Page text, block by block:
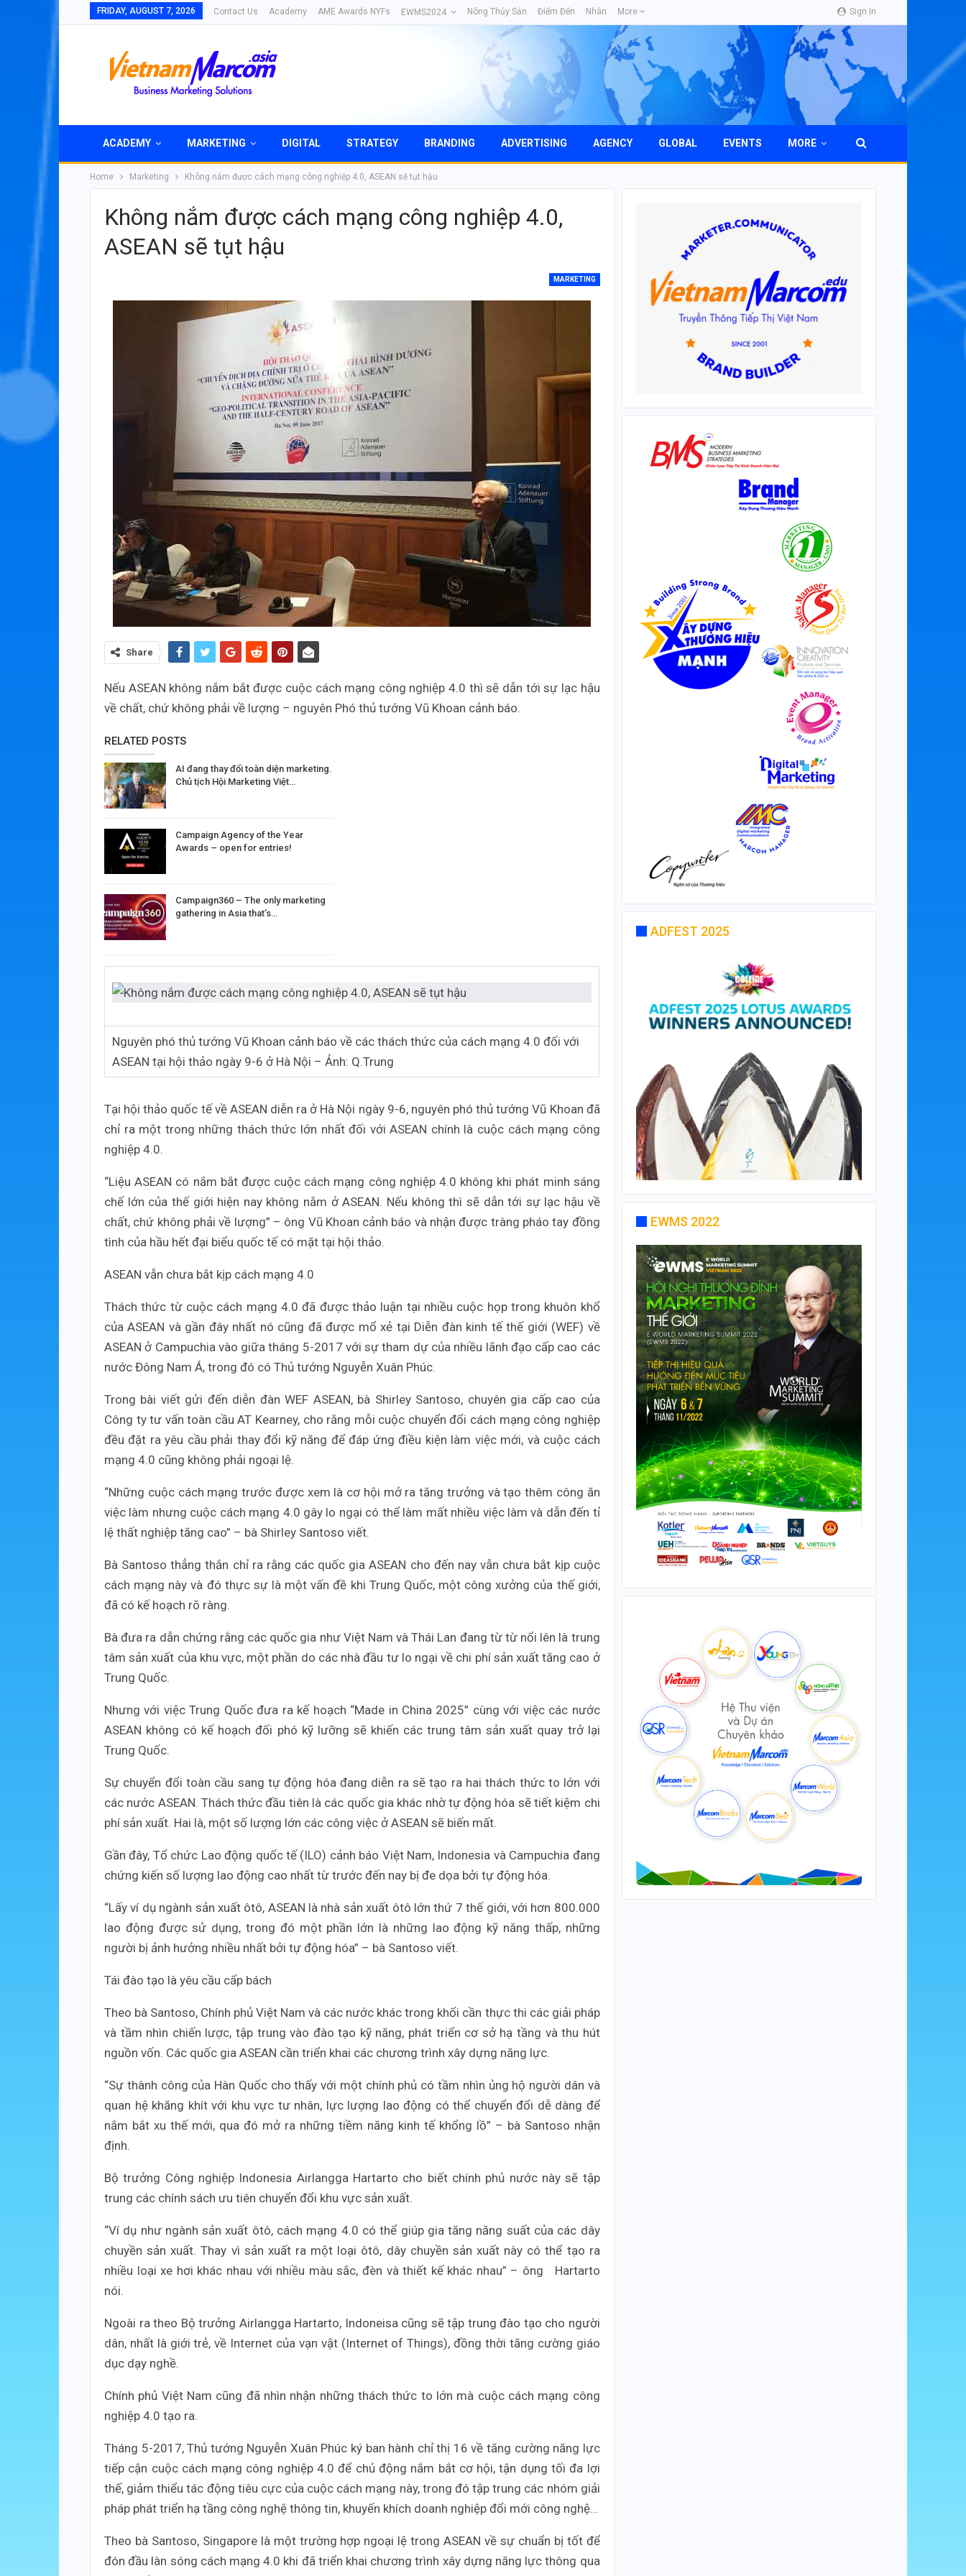
Sign In
FRIDAY, AUGUST 7, 2026 Contact Us Academy AME Awards NYFs EWMS2024 Nông Thủy Sản Điểm Đến Nhân More
ACADEMY MARKETING DIGITAL STRATEGY BRANDING ADVERTISING AGENCY GLOBAL EVENTS MORE
Home Marketing Không nắm được cách mạng công nghiệp 4.0, ASEAN sẽ tụt hậu
Không nắm được cách mạng công nghiệp 4.0,
ASEAN sẽ tụt hậu
MARKETING
Share
Nếu ASEAN không nắm bắt được cuộc cách mạng công nghiệp 4.0 thì sẽ dẫn tới sự lạc hậu
về chất, chứ không phải về lượng – nguyên Phó thủ tướng Vũ Khoan cảnh báo.
RELATED POSTS
AI đang thay đổi toàn diện marketing.
Chủ tịch Hội Marketing Việt…
Campaign Agency of the Year
Awards – open for entries!
Campaign360 – The only marketing
gathering in Asia that’s…
Nguyên phó thủ tướng Vũ Khoan cảnh báo về các thách thức của cách mạng 4.0 đối với
ASEAN tại hội thảo ngày 9-6 ở Hà Nội – Ảnh: Q.Trung
Tại hội thảo quốc tế về ASEAN diễn ra ở Hà Nội ngày 9-6, nguyên phó thủ tướng Vũ Khoan đã
chỉ ra một trong những thách thức lớn nhất đối với ASEAN chính là cuộc cách mạng công
nghiệp 4.0.
“Liệu ASEAN có nắm bắt được cuộc cách mạng công nghiệp 4.0 không khi phát minh sáng
chế lớn của thế giới hiện nay không nằm ở ASEAN. Nếu không thì sẽ dẫn tới sự lạc hậu về
chất, chứ không phải về lượng” – ông Vũ Khoan cảnh báo và nhận được tràng pháo tay đồng
tình của hầu hết đại biểu quốc tế có mặt tại hội thảo.
ASEAN vẫn chưa bắt kịp cách mạng 4.0
Thách thức từ cuộc cách mạng 4.0 đã được thảo luận tại nhiều cuộc họp trong khuôn khổ
của ASEAN và gần đây nhất nó cũng đã được mổ xẻ tại Diễn đàn kinh tế thế giới (WEF) về
ASEAN ở Campuchia vào giữa tháng 5-2017 với sự tham dự của nhiều lãnh đạo cấp cao các
nước Đông Nam Á, trong đó có Thủ tướng Nguyễn Xuân Phúc.
Trong bài viết gửi đến diễn đàn WEF ASEAN, bà Shirley Santoso, chuyên gia cấp cao của
Công ty tư vấn toàn cầu AT Kearney, cho rằng mỗi cuộc chuyển đổi cách mạng công nghiệp
đều đặt ra yêu cầu phải thay đổi kỹ năng để đáp ứng điều kiện làm việc mới, và cuộc cách
mạng 4.0 cũng không phải ngoại lệ.
“Những cuộc cách mạng trước được xem là cơ hội mở ra tăng trưởng và tạo thêm công ăn
việc làm nhưng cuộc cách mạng 4.0 gây lo ngại có thể làm mất nhiều việc làm và dẫn đến tỉ
lệ thất nghiệp tăng cao” – bà Shirley Santoso viết.
Bà Santoso thẳng thắn chỉ ra rằng các quốc gia ASEAN cho đến nay vẫn chưa bắt kịp cuộc
cách mạng này và đó thực sự là một vấn đề khi Trung Quốc, một công xưởng của thế giới,
đã có kế hoạch rõ ràng.
Bà đưa ra dẫn chứng rằng các quốc gia như Việt Nam và Thái Lan đang từ từ nổi lên là trung
tâm sản xuất của khu vực, một phần do các nhà đầu tư lo ngại về chi phí sản xuất tăng cao ở
Trung Quốc.
Nhưng với việc Trung Quốc đưa ra kế hoạch “Made in China 2025” cùng với việc các nước
ASEAN không có kế hoạch đối phó kỹ lưỡng sẽ khiến các trung tâm sản xuất quay trở lại
Trung Quốc.
Sự chuyển đổi toàn cầu sang tự động hóa đang diễn ra sẽ tạo ra hai thách thức to lớn với
các nước ASEAN. Thách thức đầu tiên là các quốc gia khác nhờ tự động hóa sẽ tiết kiệm chi
phí sản xuất. Hai là, một số lượng lớn các công việc ở ASEAN sẽ biến mất.
Gần đây, Tổ chức Lao động quốc tế (ILO) cảnh báo Việt Nam, Indonesia và Campuchia đang
chứng kiến số lượng lao động cao nhất từ trước đến nay bị đe dọa bởi tự động hóa.
“Lấy ví dụ ngành sản xuất ôtô, ASEAN là nhà sản xuất ôtô lớn thứ 7 thế giới, với hơn 800.000
lao động được sử dụng, trong đó một phần lớn là những lao động kỹ năng thấp, những
người bị ảnh hưởng nhiều nhất bởi tự động hóa” – bà Santoso viết.
Tái đào tạo là yêu cầu cấp bách
Theo bà Santoso, Chính phủ Việt Nam và các nước khác trong khối cần thực thi các giải pháp
và tầm nhìn chiến lược, tập trung vào đào tạo kỹ năng, phát triển cơ sở hạ tầng và thu hút
nguồn vốn. Các quốc gia ASEAN cần triển khai các chương trình xây dựng năng lực.
“Sự thành công của Hàn Quốc cho thấy với một chính phủ có tầm nhìn ủng hộ người dân và
quan hệ khăng khít với khu vực tư nhân, lực lượng lao động có thể chuyển đổi dễ dàng để
nắm bắt xu thế mới, qua đó mở ra những tiềm năng kinh tế khổng lồ” – bà Santoso nhận
định.
Bộ trưởng Công nghiệp Indonesia Airlangga Hartarto cho biết chính phủ nước này sẽ tập
trung các chính sách ưu tiên chuyển đổi khu vực sản xuất.
“Ví dụ như ngành sản xuất ôtô, cách mạng 4.0 có thể giúp gia tăng năng suất của các dây
chuyền sản xuất. Thay vì sản xuất ra một loại ôtô, dây chuyền sản xuất này có thể tạo ra
nhiều loại xe hơi khác nhau với nhiều màu sắc, đèn và thiết kế khác nhau” – ông Hartarto
nói.
Ngoài ra theo Bộ trưởng Airlangga Hartarto, Indoneisa cũng sẽ tập trung đào tạo cho người
dân, nhất là giới trẻ, về Internet của vạn vật (Internet of Things), đồng thời tăng cường giáo
dục dạy nghề.
Chính phủ Việt Nam cũng đã nhìn nhận những thách thức to lớn mà cuộc cách mạng công
nghiệp 4.0 tạo ra.
Tháng 5-2017, Thủ tướng Nguyễn Xuân Phúc ký ban hành chỉ thị 16 về tăng cường năng lực
tiếp cận cuộc cách mạng công nghiệp 4.0 để chủ động nắm bắt cơ hội, tận dụng tối đa lợi
thế, giảm thiểu tác động tiêu cực của cuộc cách mạng này, trong đó tập trung các nhóm giải
pháp phát triển hạ tầng công nghệ thông tin, khuyến khích doanh nghiệp đổi mới công nghệ…
Theo bà Santoso, Singapore là một trường hợp ngoại lệ trong ASEAN về sự chuẩn bị tốt để
đón đầu làn sóng cách mạng 4.0 khi đã triển khai chương trình xây dựng năng lực thông qua
ADFEST 2025
EWMS 2022